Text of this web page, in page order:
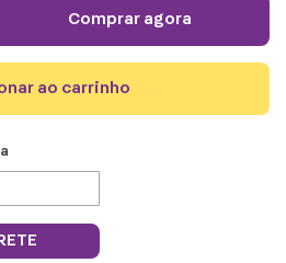
comprar agora
ao carrinho